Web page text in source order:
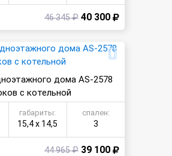
46 345 ₽ 40 300
дома AS-2578
с котельной
габариты:
15,4 х 14,5
спален:
3
44 965 ₽ 39 100